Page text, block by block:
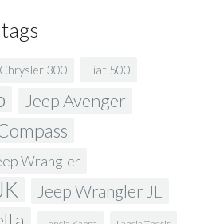
Chrysler 300 Fiat 500
Jeep Avenger
Wrangler
Jeep Wrangler JL